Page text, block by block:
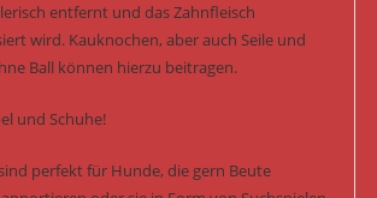
entfernt und das Zahnfleisch
wird. Kauknochen, aber auch Seile und
Ball können hierzu beitragen.
und Schuhe!
perfekt für Hunde, die gern Beute